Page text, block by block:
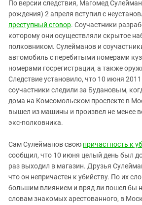
По версии следствия, Магомед
рождения) 2 апреля вступил с
преступный сговор. Соучастники
которому они осуществляли скрытое
полковником. Сулейманов и
автомобиль с перебитыми номерами
номерами госрегистрации, а также
Следствие установило, что 10 июня
соучастники следили за Будановым,
дома на Комсомольском проспекте в
вышел из машины и произвел не менее
экс-полковника.
Сам Сулейманов свою причастность к
сообщил, что 10 июня целый день был
раз выходил в магазин. Друзья
что он непричастен к убийству. По их
большим влиянием и вряд ли пошел бы
словам знакомых арестованного, в